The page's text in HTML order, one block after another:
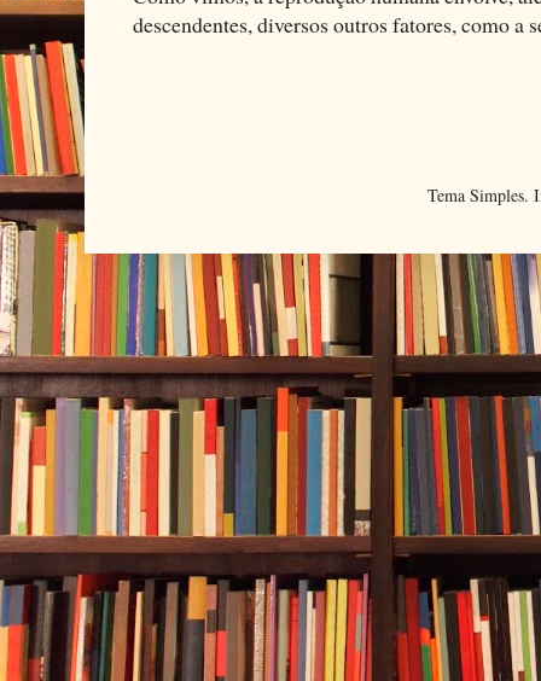
descendentes, diversos outros fatores, como a
Tema Simples.